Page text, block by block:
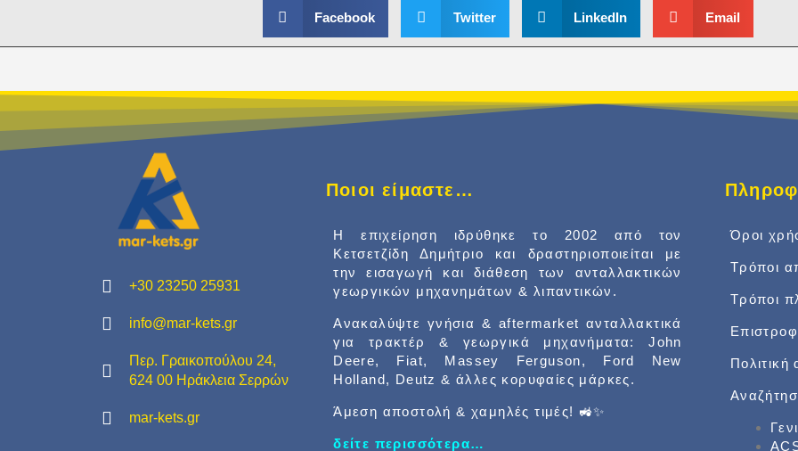
Facebook Twitter LinkedIn Email
+30 23250 25931
info@mar-kets.gr
Περ. Γραικοπούλου 24,
624 00 Ηράκλεια Σερρών
mar-kets.gr
Ποιοι είμαστε…
Η επιχείρηση ιδρύθηκε το 2002 από τον
Κετσετζίδη Δημήτριο και δραστηριοποιείται με
την εισαγωγή και διάθεση των ανταλλακτικών
γεωργικών μηχανημάτων & λιπαντικών.
Ανακαλύψτε γνήσια & aftermarket ανταλλακτικά
για τρακτέρ & γεωργικά μηχανήματα: John
Deere, Fiat, Massey Ferguson, Ford New
Holland, Deutz & άλλες κορυφαίες μάρκες.
Άμεση αποστολή & χαμηλές τιμές! 🚜✨
δείτε περισσότερα…
Όροι
Τρόποι
Τρόποι